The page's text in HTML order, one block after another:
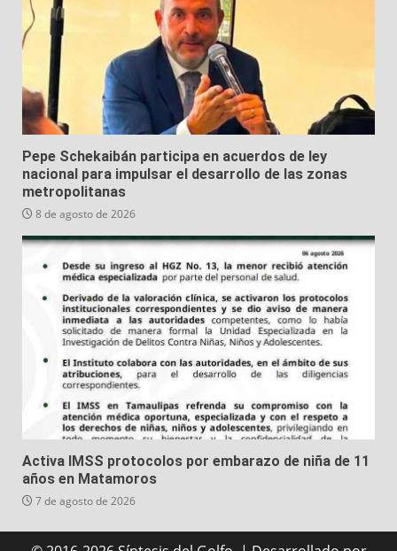
Pepe Schekaibán participa en acuerdos de ley
nacional para impulsar el desarrollo de las zonas
metropolitanas
8 de agosto de 2026
Activa IMSS protocolos por embarazo de niña de 11
años en Matamoros
7 de agosto de 2026